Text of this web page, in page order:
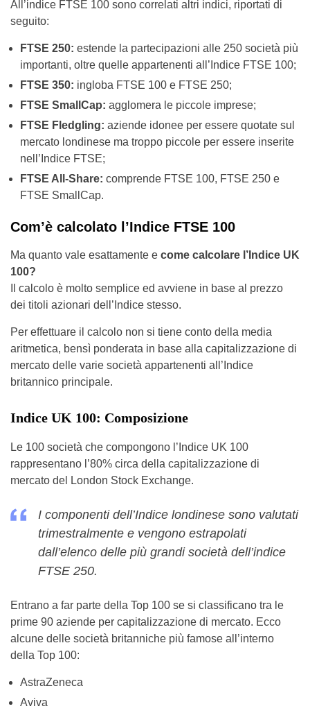
All’indice FTSE 100 sono correlati altri indici, riportati di
seguito:
FTSE 250: estende la partecipazioni alle 250 società più
importanti, oltre quelle appartenenti all’Indice FTSE 100;
FTSE 350: ingloba FTSE 100 e FTSE 250;
FTSE SmallCap: agglomera le piccole imprese;
FTSE Fledgling: aziende idonee per essere quotate sul
mercato londinese ma troppo piccole per essere inserite
nell’Indice FTSE;
FTSE All-Share: comprende FTSE 100, FTSE 250 e
FTSE SmallCap.
Com’è calcolato l’Indice FTSE 100
Ma quanto vale esattamente e come calcolare l’Indice UK
100?
Il calcolo è molto semplice ed avviene in base al prezzo
dei titoli azionari dell’Indice stesso.
Per effettuare il calcolo non si tiene conto della media
aritmetica, bensì ponderata in base alla capitalizzazione di
mercato delle varie società appartenenti all’Indice
britannico principale.
Indice UK 100: Composizione
Le 100 società che compongono l’Indice UK 100
rappresentano l’80% circa della capitalizzazione di
mercato del London Stock Exchange.
I componenti dell’Indice londinese sono valutati
trimestralmente e vengono estrapolati
dall’elenco delle più grandi società dell’indice
FTSE 250.
Entrano a far parte della Top 100 se si classificano tra le
prime 90 aziende per capitalizzazione di mercato. Ecco
alcune delle società britanniche più famose all’interno
della Top 100:
AstraZeneca
Aviva